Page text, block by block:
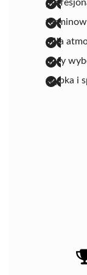
miła
duży
szybka i